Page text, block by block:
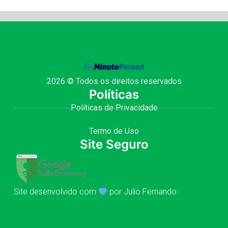
2026 © Todos os direitos reservados
Políticas
Políticas de Privacidade
Termo de Uso
Site Seguro
Site desenvolvido com por Julio Fernando